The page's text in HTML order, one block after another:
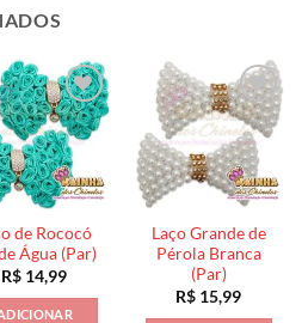
de Rococó
Água (Par)
R$ 14,99
Laço Grande de
Pérola Branca
(Par)
R$ 15,99